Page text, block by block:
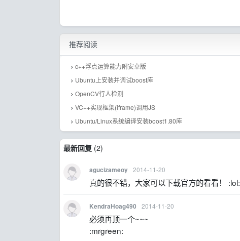
推荐阅读
c++浮点运算能力附安卓版
Ubuntu上安装并调试boost库
OpenCV行人检测
VC++实现框架(iframe)调用JS
Ubuntu/Linux系统编译安装boost1.80库
最新回复 (2)
agucizameoy 2014-11-20
真的很不错，大家可以下载官方的看看！ :lol:
KendraHoag490 2014-11-20
必须再顶一个~~~
:mrgreen: